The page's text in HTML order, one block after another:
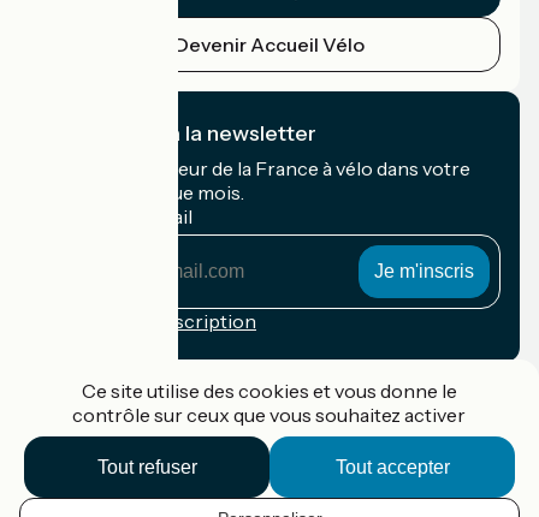
Devenir Accueil Vélo
Je m'abonne à la newsletter
Recevez le meilleur de la France à vélo dans votre
boîte mail chaque mois.
Mon adresse mail
Conditions d'inscription
Accueil Vélo Pro
Contact
Ce site utilise des cookies et vous donne le
contrôle sur ceux que vous souhaitez activer
Tout accepter
Tout refuser